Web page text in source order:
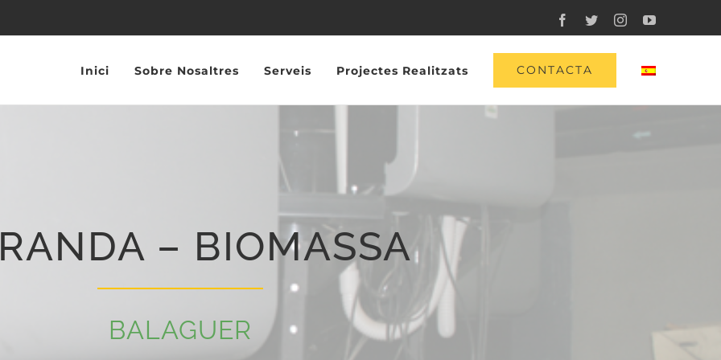
Facebook
TwitterInstagramYouTube
Inici Sobre Nosaltres Serveis Projectes Realitzats CONTACTA
– BIOMASSA
BALAGUER